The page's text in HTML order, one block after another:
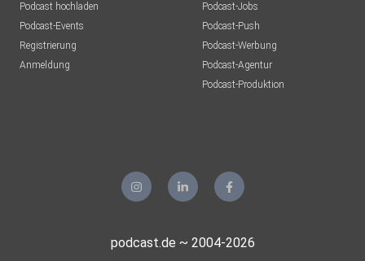
Podcast hochladen
Podcast-Events
Registrierung
Anmeldung
Podcast-Jobs
Podcast-Push
Podcast-Werbung
Podcast-Agentur
Podcast-Produktion
podcast.de ~ 2004-2026